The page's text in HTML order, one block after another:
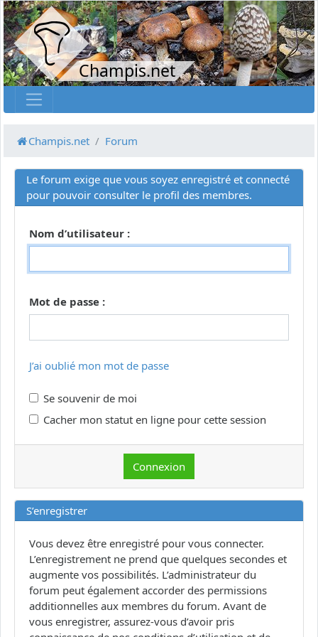
Champis.net
Champis.net Forum
Le forum exige que vous soyez enregistré et connecté
pour pouvoir consulter le profil des membres.
Nom d’utilisateur :
Mot de passe :
J’ai oublié mon mot de passe
Se souvenir de moi
Cacher mon statut en ligne pour cette session
S’enregistrer
Vous devez être enregistré pour vous connecter.
L’enregistrement ne prend que quelques secondes et
augmente vos possibilités. L’administrateur du
forum peut également accorder des permissions
additionnelles aux membres du forum. Avant de
vous enregistrer, assurez-vous d’avoir pris